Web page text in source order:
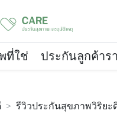
ที่ใช่ ประกันลูกค้าร
รีวิวประกันสุขภาพวิริยะ